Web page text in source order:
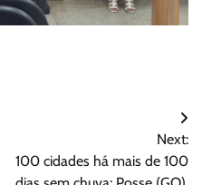
Next:
100 cidades há mais de 100